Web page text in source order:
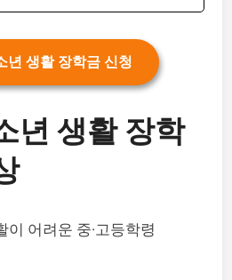
년 생활 장학금 신청
년 생활 장학
이 어려운 중·고등학령